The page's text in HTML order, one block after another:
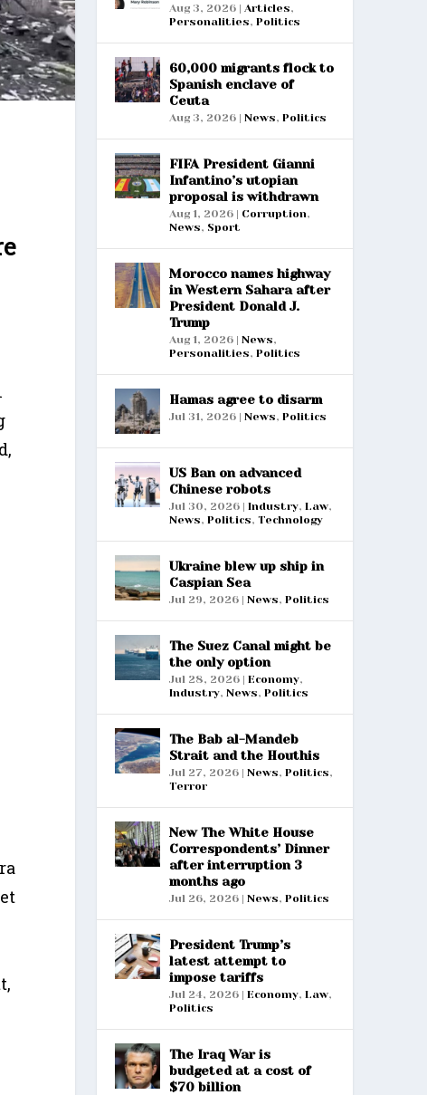
Aug 3, 2026| Articles,
Personalities, Politics
60,000 migrants flock to
Spanish enclave of
Ceuta
Aug 3, 2026| News, Politics
FIFA President Gianni
Infantino’s utopian
proposal is withdrawn
Aug 1, 2026| Corruption,
News, Sport
Morocco names highway
in Western Sahara after
President Donald J.
Trump
Aug 1, 2026| News,
Personalities, Politics
Hamas agree to disarm
Jul 31, 2026| News, Politics
US Ban on advanced
Chinese robots
Jul 30, 2026| Industry, Law,
News, Politics, Technology
Ukraine blew up ship in
Caspian Sea
Jul 29, 2026| News, Politics
The Suez Canal might be
the only option
Jul 28, 2026| Economy,
Industry, News, Politics
The Bab al-Mandeb
Strait and the Houthis
Jul 27, 2026| News, Politics,
Terror
New The White House
Correspondents’ Dinner
after interruption 3
months ago
Jul 26, 2026| News, Politics
President Trump’s
latest attempt to
impose tariffs
Jul 24, 2026| Economy, Law,
Politics
The Iraq War is
budgeted at a cost of
$70 billion